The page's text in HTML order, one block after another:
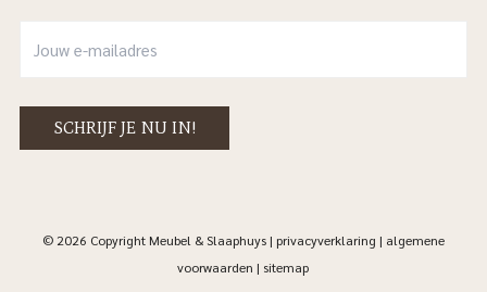
© 2026 Copyright Meubel & Slaaphuys | privacyverklaring | algemene
voorwaarden | sitemap